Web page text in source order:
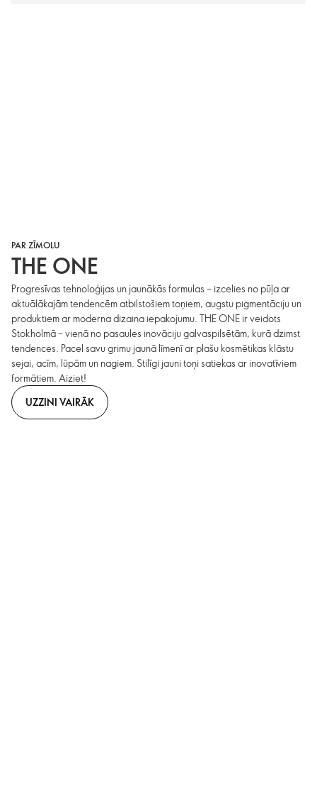
PAR ZĪMOLU
THE ONE
Progresīvas tehnoloģijas un jaunākās formulas – izcelies no pūļa ar
aktuālākajām tendencēm atbilstošiem toņiem, augstu pigmentāciju un
produktiem ar moderna dizaina iepakojumu. THE ONE ir veidots
Stokholmā – vienā no pasaules inovāciju galvaspilsētām, kurā dzimst
tendences. Pacel savu grimu jaunā līmenī ar plašu kosmētikas klāstu
sejai, acīm, lūpām un nagiem. Stilīgi jauni toņi satiekas ar inovatīviem
formātiem. Aiziet!
UZZINI VAIRĀK